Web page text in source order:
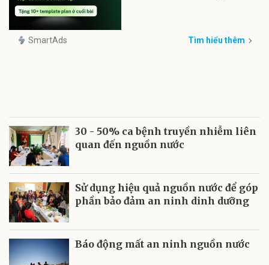
SmartAds Tìm hiểu thêm
30 - 50% ca bệnh truyền nhiễm liên
quan đến nguồn nước
Sử dụng hiệu quả nguồn nước để góp
phần bảo đảm an ninh dinh dưỡng
Báo động mất an ninh nguồn nước